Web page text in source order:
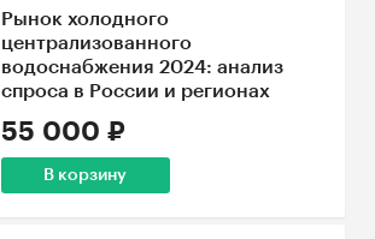
Рынок холодного
централизованного
водоснабжения 2024: анализ
спроса в России и регионах
55 000 ₽
В корзину